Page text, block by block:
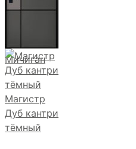
Мичиган
Магистр
Дуб кантри
тёмный